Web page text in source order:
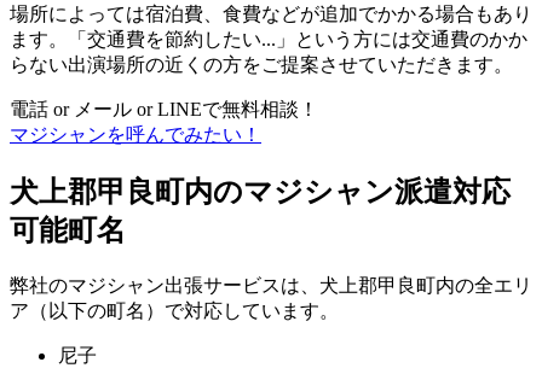
場所によっては宿泊費、食費などが追加でかかる場合もあり
ます。「交通費を節約したい...」という方には交通費のかか
らない出演場所の近くの方をご提案させていただきます。
電話 or メール or LINEで無料相談！
マジシャンを呼んでみたい！
犬上郡甲良町内のマジシャン派遣対応
可能町名
弊社のマジシャン出張サービスは、犬上郡甲良町内の全エリ
ア（以下の町名）で対応しています。
尼子